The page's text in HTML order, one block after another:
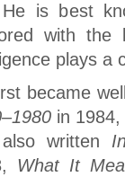
is best
with the
plays a
became
in 1984,
written
What It